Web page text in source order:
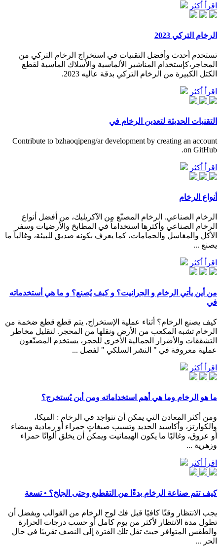
اقرأ أكثر
الرخام التركي 2023
تستخدم أحدث وأفضل التقنيات في استخراج الرخام التركي من
المحاجر،كإستخدام المناشير الألماسية والأسلاك الماسية لقطع
الكتل الكبيرة من الرخام التركي بدقة عاليه 2023.
اقرأ أكثر
التقنيات الحديثة لتعدين الرخام في
Contribute to bzhaoqipeng/ar development by creating an account
on GitHub.
اقرأ أكثر
أنواع الرخام
الرخام الصناعي. الرخام المصنّع من الآكريليك، من أفضل أنواع
الرخام الصناعي وأكثرها استخداماً في المطابخ والأرضيات وسفر
الأكل والمغاسل والحمامات، كما يعرف بكونه صديق للبيئة، وغالباً ما
يصنع ...
اقرأ أكثر
من أين يأتي الرخام و الجرانيت؟ و كيف يُصنع؟ و ما هي أستخدماته
في
كيف يصنع الرخام؟ أثناء عملية الإستخراج، يتم قطع قطع ضخمة من
الرخام تشبه المكعب من الأرض ونقلها من المحجر. لتقليل مخاطر
التشققات والأضرار الجمالية الأخرى للحجر، يستخدم المصنّعون
عملية معروفة في " النشر السلكي " لفصل ...
اقرأ أكثر
ما هو الرخام وما هي أهم استخداماته ومن أين يُستخرج؟
ومن أكثر المعادن التي يمكن أن تتواجد في الرخام : الميكا،
والكوارتز، وأكاسيد الحديد وتسبب صبغاتٍ حمراء أو رمادية وبيضاء
أو عروق، وغالبًا ما يكون الهيماتيت ويمكن أن يخلق ألوانًا حمراء
وزهرية ...
اقرأ أكثر
كيف تتم صناعة الرخام بدءًا من التقطيع وحتى الجلخ؟ • تسعة
يجب الانتظار وقتًا كافيًا قبل فك لوح الرخام من القوالب ويفضل أن
تطول مدة الانتظار لأكثر من يوم كامل أو حسب درجات الحرارة
والطقس المتوافر حيث تقل تلك الفترة إلى النصف تقريبًا في حال
الحر ...